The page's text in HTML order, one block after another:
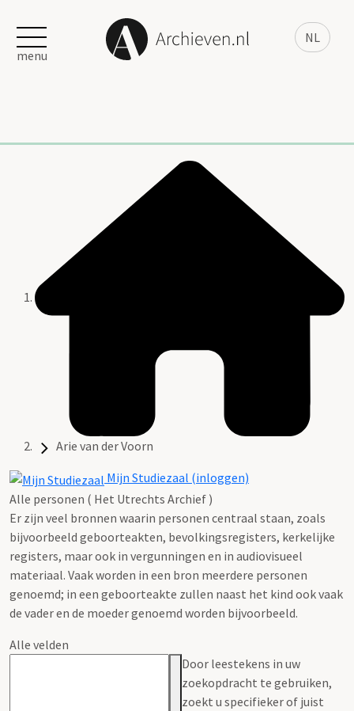
NL
menu
Arie van der Voorn
Mijn Studiezaal (inloggen)
Alle personen ( Het Utrechts Archief )
Er zijn veel bronnen waarin personen centraal staan, zoals
bijvoorbeeld geboorteakten, bevolkingsregisters, kerkelijke
registers, maar ook in vergunningen en in audiovisueel
materiaal. Vaak worden in een bron meerdere personen
genoemd; in een geboorteakte zullen naast het kind ook vaak
de vader en de moeder genoemd worden bijvoorbeeld.
Alle velden
Door leestekens in uw
zoekopdracht te gebruiken,
zoekt u specifieker of juist